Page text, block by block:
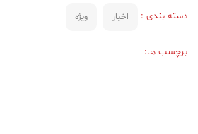
دسته بندی : اخبار ویژه
برچسب ها: